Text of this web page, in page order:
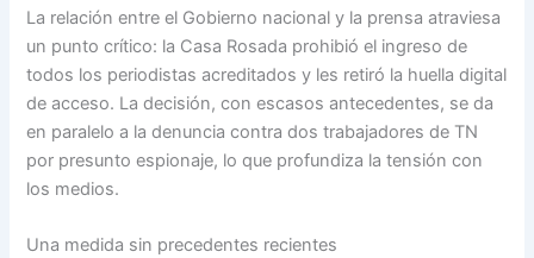
La relación entre el Gobierno nacional y la prensa atraviesa
un punto crítico: la Casa Rosada prohibió el ingreso de
todos los periodistas acreditados y les retiró la huella digital
de acceso. La decisión, con escasos antecedentes, se da
en paralelo a la denuncia contra dos trabajadores de TN
por presunto espionaje, lo que profundiza la tensión con
los medios.
Una medida sin precedentes recientes